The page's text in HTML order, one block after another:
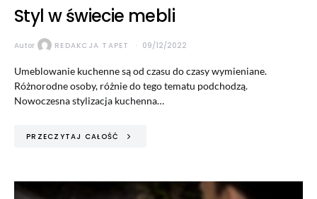
Styl w świecie mebli
Autor REDAKCJA TAPET 09/12/2022
Umeblowanie kuchenne są od czasu do czasy wymieniane.
Różnorodne osoby, różnie do tego tematu podchodzą.
Nowoczesna stylizacja kuchenna…
PRZECZYTAJ CAŁOŚĆ